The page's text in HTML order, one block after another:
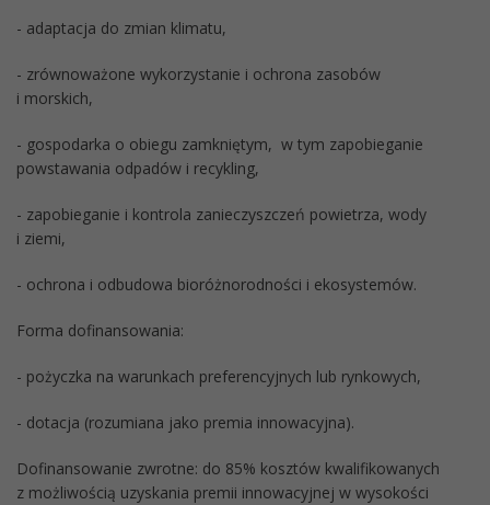
- adaptacja do zmian klimatu,
- zrównoważone wykorzystanie i ochrona zasobów
i morskich,
- gospodarka o obiegu zamkniętym, w tym zapobieganie
powstawania odpadów i recykling,
- zapobieganie i kontrola zanieczyszczeń powietrza, wody
i ziemi,
- ochrona i odbudowa bioróżnorodności i ekosystemów.
Forma dofinansowania:
- pożyczka na warunkach preferencyjnych lub rynkowych,
- dotacja (rozumiana jako premia innowacyjna).
Dofinansowanie zwrotne: do 85% kosztów kwalifikowanych
z możliwością uzyskania premii innowacyjnej w wysokości